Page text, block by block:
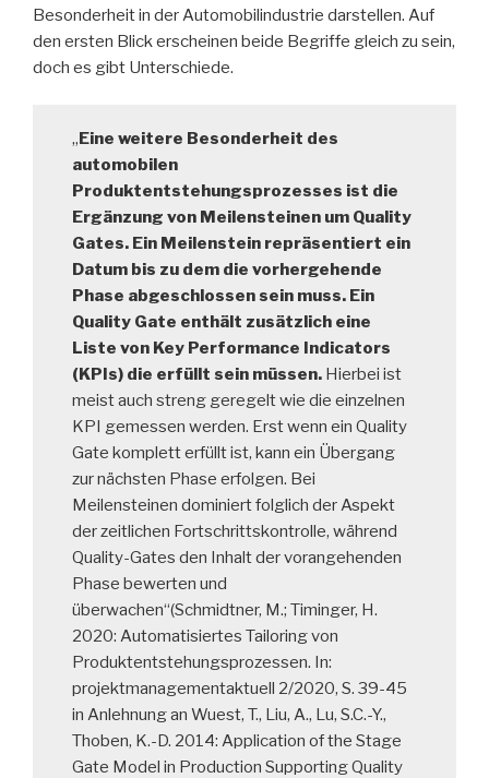
Besonderheit in der Automobilindustrie darstellen. Auf
den ersten Blick erscheinen beide Begriffe gleich zu sein,
doch es gibt Unterschiede.
„Eine weitere Besonderheit des
automobilen
Produktentstehungsprozesses ist die
Ergänzung von Meilensteinen um Quality
Gates. Ein Meilenstein repräsentiert ein
Datum bis zu dem die vorhergehende
Phase abgeschlossen sein muss. Ein
Quality Gate enthält zusätzlich eine
Liste von Key Performance Indicators
(KPIs) die erfüllt sein müssen.Hierbei ist
meist auch streng geregelt wie die einzelnen
KPI gemessen werden. Erst wenn ein Quality
Gate komplett erfüllt ist, kann ein Übergang
zur nächsten Phase erfolgen. Bei
Meilensteinen dominiert folglich der Aspekt
der zeitlichen Fortschrittskontrolle, während
Quality-Gates den Inhalt der vorangehenden
Phase bewerten und
überwachen“(Schmidtner, M.; Timinger, H.
2020: Automatisiertes Tailoring von
Produktentstehungsprozessen. In:
projektmanagementaktuell 2/2020, S. 39-45
in Anlehnung an Wuest, T., Liu, A., Lu, S.C.-Y.,
Thoben, K.-D. 2014: Application of the Stage
Gate Model in Production Supporting Quality